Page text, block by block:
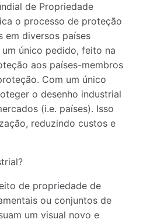
de Propriedade
o processo de proteção
em diversos países
único pedido, feito na
aos países-membros
Com um único
o desenho industrial
(i.e. países). Isso
reduzindo custos e
de propriedade de
ou conjuntos de
um visual novo e